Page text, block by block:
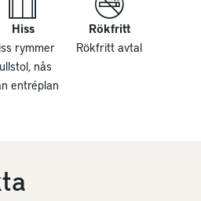
Hiss
rymmer
nås
entréplan
Rökfritt
Rökfritt avtal